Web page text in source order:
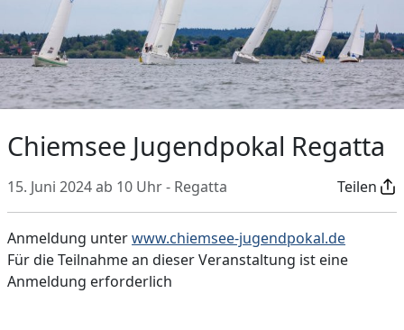
Chiemsee Jugendpokal Regatta
15. Juni 2024 ab 10 Uhr - Regatta Teilen
Anmeldung unterwww.chiemsee-jugendpokal.de
Für die Teilnahme an dieser Veranstaltung ist eine
Anmeldung erforderlich